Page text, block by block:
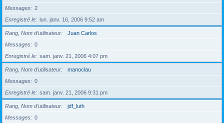
Messages
2
Enregistré le
lun. janv. 16, 2006 9:52 am
Rang, Nom d’utilisateur
Juan Carlos
Messages
0
Enregistré le
sam. janv. 21, 2006 4:07 pm
Rang, Nom d’utilisateur
manoclau
Messages
0
Enregistré le
sam. janv. 21, 2006 9:31 pm
Rang, Nom d’utilisateur
jdf_luth
Messages
0